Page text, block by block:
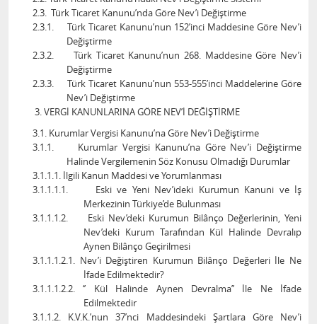
2.3. Türk Ticaret Kanunu’nda Göre Nev’i Değiştirme
2.3.1.
Türk Ticaret Kanunu’nun 152’inci Maddesine Göre Nev’i
Değiştirme
2.3.2.
Türk Ticaret Kanunu’nun 268. Maddesine Göre Nev’i
Değiştirme
2.3.3.
Türk Ticaret Kanunu’nun 553-555’inci Maddelerine Göre
Nev’i Değiştirme
VERGİ KANUNLARINA GÖRE NEV’İ DEĞİŞTİRME
3.1. Kurumlar Vergisi Kanunu’na Göre Nev’i Değiştirme
3.1.1.
Kurumlar Vergisi Kanunu’na Göre Nev’i Değiştirme
Halinde Vergilemenin Söz Konusu Olmadığı Durumlar
3.1.1.1. İlgili Kanun Maddesi ve Yorumlanması
3.1.1.1.1.
Eski ve Yeni Nev’ideki Kurumun Kanuni ve İş
Merkezinin Türkiye’de Bulunması
3.1.1.1.2.
Eski Nev’deki Kurumun Bilânço Değerlerinin, Yeni
Nev’deki Kurum Tarafından Kül Halinde Devralıp
Aynen Bilânço Geçirilmesi
3.1.1.1.2.1. Nev’i Değiştiren Kurumun Bilânço Değerleri İle Ne
İfade Edilmektedir?
3.1.1.1.2.2. ‘’ Kül Halinde Aynen Devralma’’ İle Ne İfade
Edilmektedir
3.1.1.2. K.V.K.’nun 37’nci Maddesindeki Şartlara Göre Nev’i